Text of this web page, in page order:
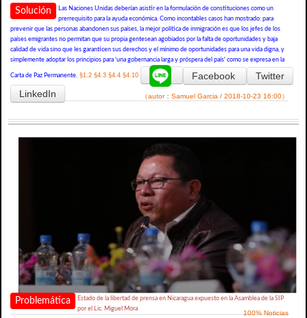
Solución
Las Naciones Unidas deberían asistir en la formulación de constituciones como un
prerrequisito para la ayuda económica. Como incontables casos han mostrado: para
prevenir que las personas abandonen sus países, la mejor política de inmigración es que los jefes de los
países emigrantes no permitan que su propia gentesean agobiados por la falta de oportunidades y baja
calidad de vida sino que les garanticen sus derechos y el mínimo de oportunidades para una vida digna, y
simplemente adoptar los principios para 'una gobernancia larga y próspera del país' como se expresa en la
Carta de Paz Permanente. §1.2 §4.3 §4.4 §4.10 Facebook
Twitter
LinkedIn
（autor：Samuel Garcia / 2018-10-23 16:00）
Problemática
Estado de la libertad de prensa en Nicaragua expuesto en la Asamblea de la SIP
por el Lic. Miguel Mora
100% Noticias